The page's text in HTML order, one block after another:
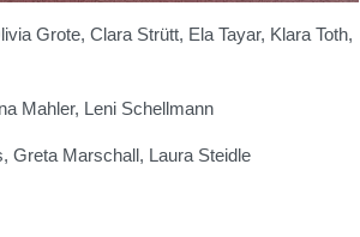
Grote, Clara Strütt, Ela Tayar, Klara Toth,
Mahler, Leni Schellmann
Greta Marschall, Laura Steidle